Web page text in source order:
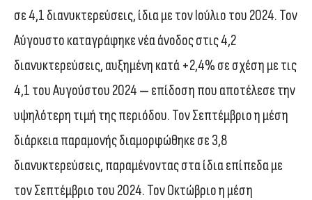
σε 4,1 διανυκτερεύσεις, ίδια με τον Ιούλιο του 2024. Τον
Αύγουστο καταγράφηκε νέα άνοδος στις 4,2
διανυκτερεύσεις, αυξημένη κατά +2,4% σε σχέση με τις
4,1 του Αυγούστου 2024 — επίδοση που αποτέλεσε την
υψηλότερη τιμή της περιόδου. Τον Σεπτέμβριο η μέση
διάρκεια παραμονής διαμορφώθηκε σε 3,8
διανυκτερεύσεις, παραμένοντας στα ίδια επίπεδα με
τον Σεπτέμβριο του 2024. Τον Οκτώβριο η μέση